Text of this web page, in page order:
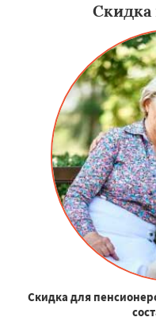
Скидка
Скидка для